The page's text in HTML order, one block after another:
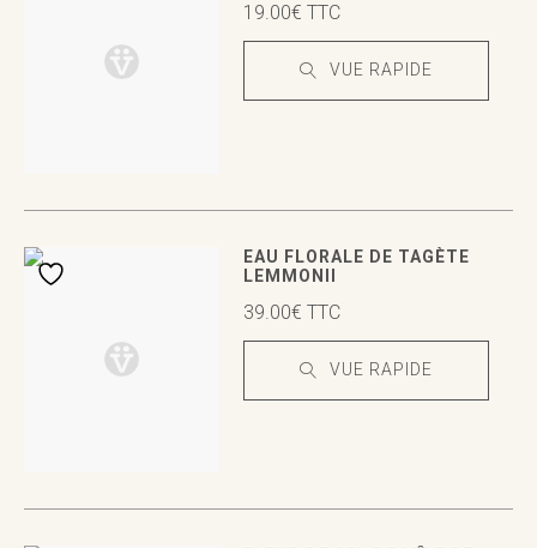
19.00€ TTC
VUE RAPIDE
EAU FLORALE DE TAGÈTE
LEMMONII
39.00€ TTC
VUE RAPIDE